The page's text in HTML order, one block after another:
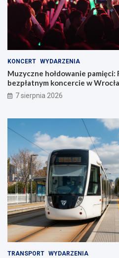
KONCERT WYDARZENIA
Muzyczne hołdowanie pamięci:
bezpłatnym koncercie w
7 sierpnia 2026
TRANSPORT WYDARZENIA